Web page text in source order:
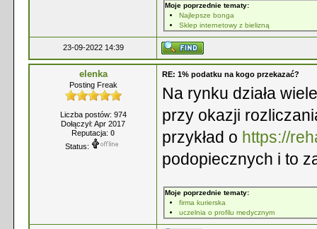
Moje poprzednie tematy:
Najlepsze bonga
Sklep internetowy z bielizną
23-09-2022 14:39
elenka
Posting Freak
Liczba postów: 974
Dołączył: Apr 2017
Reputacja: 0
Status:
RE: 1% podatku na kogo przekazać?
Na rynku działa
przy okazji
przykład o https://
podopiecznych i to
Moje poprzednie tematy:
firma kurierska
uczelnia o profilu medycznym